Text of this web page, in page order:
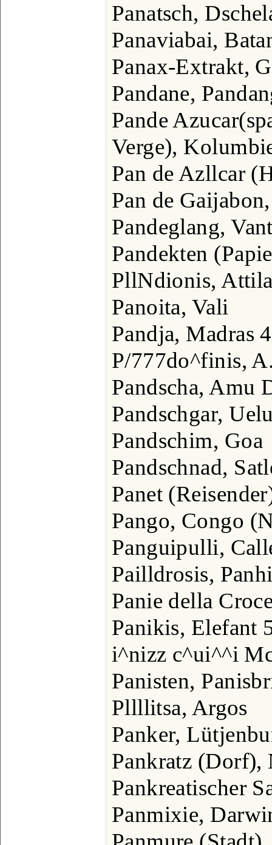
Panatsch,
Panaviabai,
Panax-Extrakt,
Pandane,
Pande
Verge),
Pan de Azllcar
Pan de
Pandeglang,
Pandekten
PllNdionis,
Panoita, Vali
Pandja, Madras
P/777do^finis,
Pandscha, Amu
Pandschgar,
Pandschim, Goa
Pandschnad,
Panet
Pango, Congo
Panguipulli,
Pailldrosis,
Panie della
Panikis, Elefant
i^nizz c^ui^^i
Panisten,
Pllllitsa, Argos
Panker,
Pankratz (Dorf),
Pankreatischer
Panmixie,